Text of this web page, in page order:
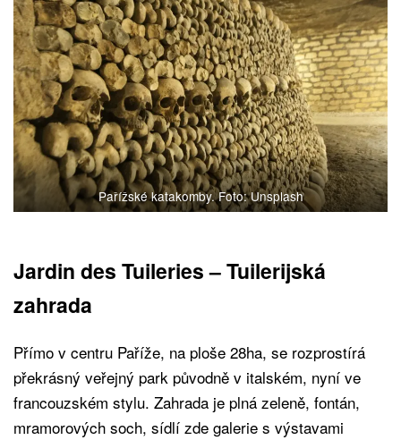
Pařížské katakomby. Foto: Unsplash
Jardin des Tuileries – Tuilerijská
zahrada
Přímo v centru Paříže, na ploše 28ha, se rozprostírá
překrásný veřejný park původně v italském, nyní ve
francouzském stylu. Zahrada je plná zeleně, fontán,
mramorových soch, sídlí zde galerie s výstavami